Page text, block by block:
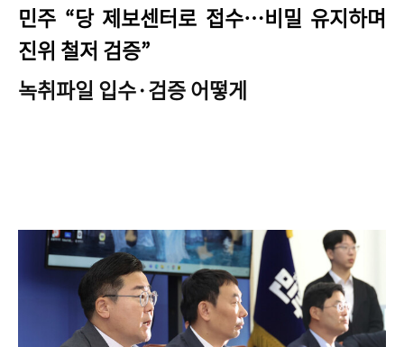
민주 “당 제보센터로 접수…비밀 유지하며
진위 철저 검증”
녹취파일 입수·검증 어떻게